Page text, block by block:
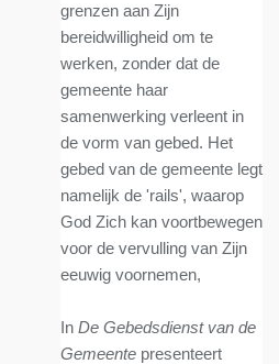
grenzen aan Zijn
bereidwilligheid om te
werken, zonder dat de
gemeente haar
samenwerking verleent in
de vorm van gebed. Het
gebed van de gemeente legt
namelijk de 'rails', waarop
God Zich kan voortbewegen
voor de vervulling van Zijn
eeuwig voornemen,
In De Gebedsdienst van de
Gemeente presenteert